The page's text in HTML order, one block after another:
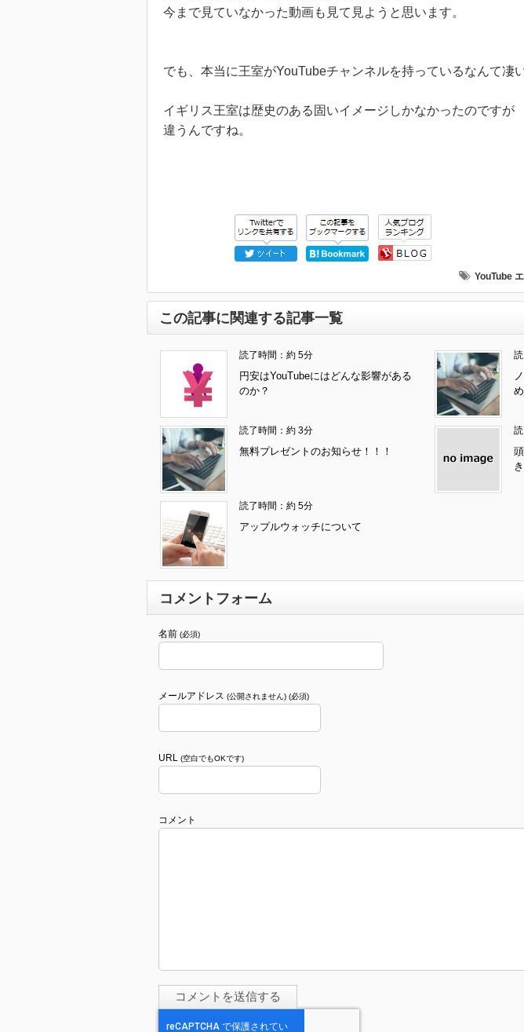
今まで見ていなかった動画も見て見ようと思います。
でも、本当に王室がYouTubeチャンネルを持っているなんて凄
イギリス王室は歴史のある固いイメージしかなかったのですが
違うんですね。
YouTube
この記事に関連する記事一覧
読了時間：約 5分
円安はYouTubeにはどんな影響がある
のか？
読了時間：約 3分
無料プレゼントのお知らせ！！！
読了時間：約 5分
アップルウォッチについて
コメントフォーム
名前 (必須)
メールアドレス (公開されません) (必須)
URL (空白でもOKです)
コメント